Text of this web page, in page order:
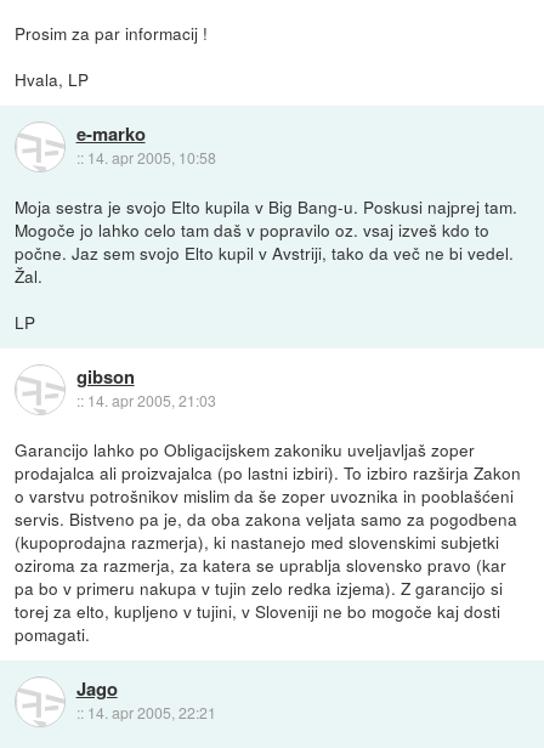
Prosim za par informacij !
Hvala, LP
e-marko
:: 14. apr 2005, 10:58
Moja sestra je svojo Elto kupila v Big Bang-u. Poskusi najprej tam.
Mogoče jo lahko celo tam daš v popravilo oz. vsaj izveš kdo to
počne. Jaz sem svojo Elto kupil v Avstriji, tako da več ne bi vedel.
Žal.
LP
gibson
:: 14. apr 2005, 21:03
Garancijo lahko po Obligacijskem zakoniku uveljavljaš zoper
prodajalca ali proizvajalca (po lastni izbiri). To izbiro razširja Zakon
o varstvu potrošnikov mislim da še zoper uvoznika in pooblašćeni
servis. Bistveno pa je, da oba zakona veljata samo za pogodbena
(kupoprodajna razmerja), ki nastanejo med slovenskimi subjetki
oziroma za razmerja, za katera se uprablja slovensko pravo (kar
pa bo v primeru nakupa v tujin zelo redka izjema). Z garancijo si
torej za elto, kupljeno v tujini, v Sloveniji ne bo mogoče kaj dosti
pomagati.
Jago
:: 14. apr 2005, 22:21